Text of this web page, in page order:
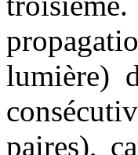
lumière)
paires),